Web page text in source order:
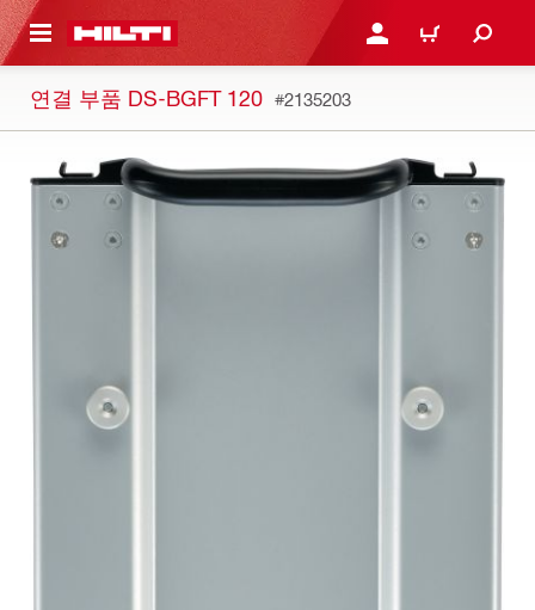
으로 건너뛰기 로그인 또는 회원가입
장바구니
연결 부품 DS-BGFT 120 #2135203